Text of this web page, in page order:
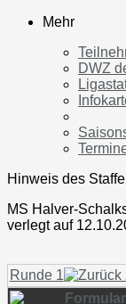
Mehr
DWZ
Hinweis des
MS Halver-
verlegt auf
Runde 1